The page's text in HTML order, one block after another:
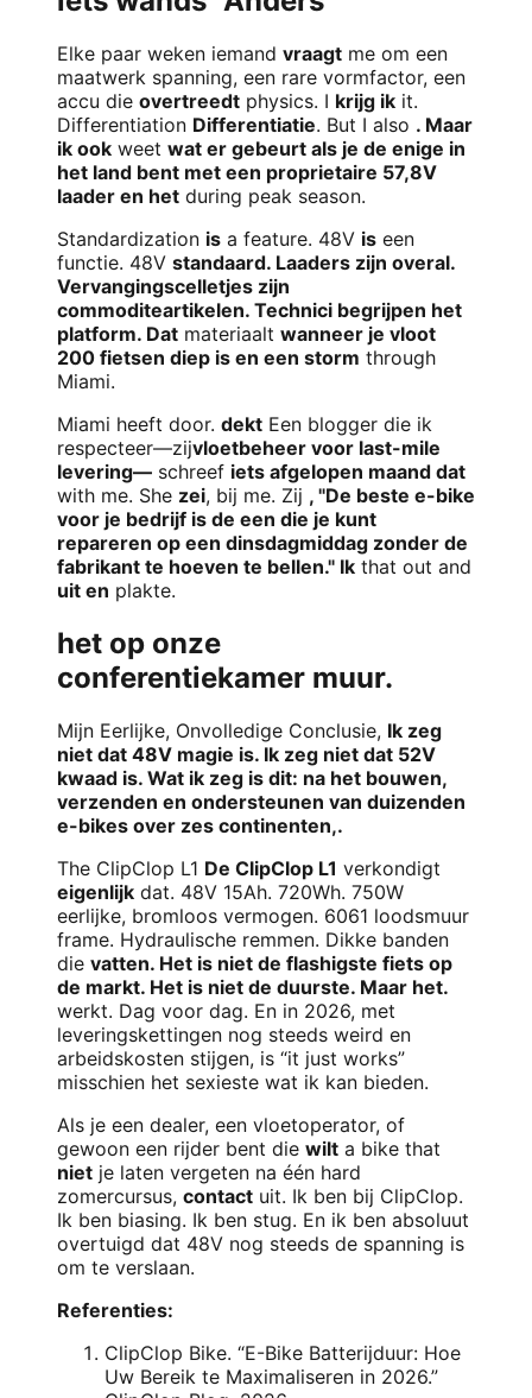
Elke paar weken iemand vraagt me om een
maatwerk spanning, een rare vormfactor, een
accu die overtreedt physics. I krijg ik it.
Differentiation Differentiatie. But I also . Maar
ik ook weet wat er gebeurt als je de enige in
het land bent met een proprietaire 57,8V
laader en het during peak season.
Standardization is a feature. 48V is een
functie. 48V standaard. Laaders zijn overal.
Vervangingscelletjes zijn
commoditeartikelen. Technici begrijpen het
platform. Dat materiaalt wanneer je vloot
200 fietsen diep is en een storm through
Miami.
Miami heeft door. dekt Een blogger die ik
respecteer—zijvloetbeheer voor last-mile
levering— schreef iets afgelopen maand dat
with me. She zei, bij me. Zij , "De beste e-bike
voor je bedrijf is de een die je kunt
repareren op een dinsdagmiddag zonder de
fabrikant te hoeven te bellen." Ik that out and
uit en plakte.
het op onze
conferentiekamer muur.
Mijn Eerlijke, Onvolledige Conclusie, Ik zeg
niet dat 48V magie is. Ik zeg niet dat 52V
kwaad is. Wat ik zeg is dit: na het bouwen,
verzenden en ondersteunen van duizenden
e-bikes over zes continenten,.
The ClipClop L1 De ClipClop L1 verkondigt
eigenlijk dat. 48V 15Ah. 720Wh. 750W
eerlijke, bromloos vermogen. 6061 loodsmuur
frame. Hydraulische remmen. Dikke banden
die vatten. Het is niet de flashigste fiets op
de markt. Het is niet de duurste. Maar het.
werkt. Dag voor dag. En in 2026, met
leveringskettingen nog steeds weird en
arbeidskosten stijgen, is “it just works”
misschien het sexieste wat ik kan bieden.
Als je een dealer, een vloetoperator, of
gewoon een rijder bent die wilt a bike that
niet je laten vergeten na één hard
zomercursus, contact uit. Ik ben bij ClipClop.
Ik ben biasing. Ik ben stug. En ik ben absoluut
overtuigd dat 48V nog steeds de spanning is
om te verslaan.
Referenties:
ClipClop Bike. “E-Bike Batterijduur: Hoe
Uw Bereik te Maximaliseren in 2026.”